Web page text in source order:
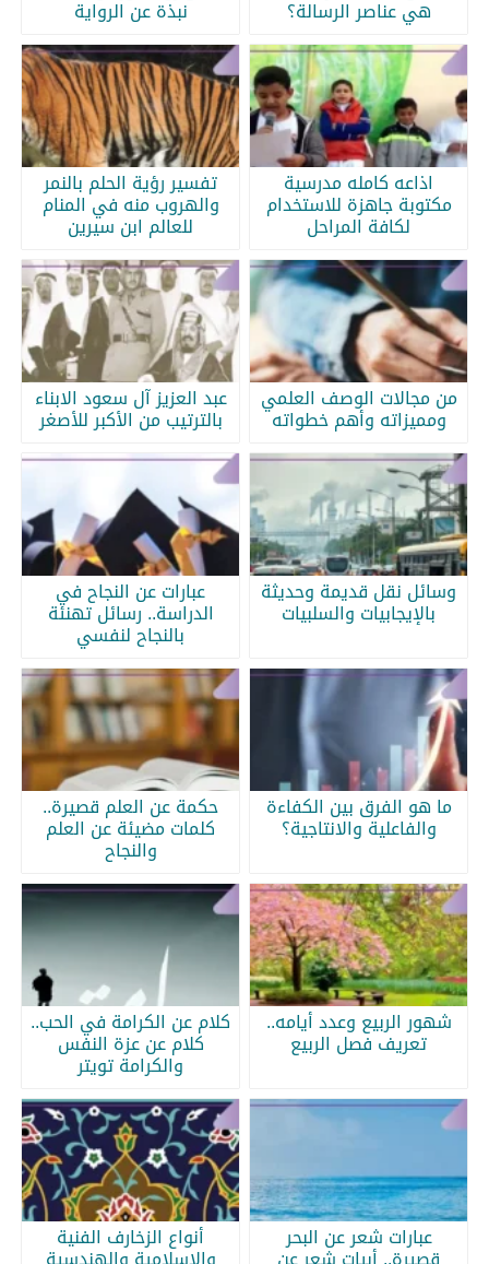
هي عناصر الرسالة؟ نبذة عن الرواية
اذاعه كامله مدرسية
مكتوبة جاهزة للاستخدام
لكافة المراحل
تفسير رؤية الحلم بالنمر
والهروب منه في المنام
للعالم ابن سيرين
من مجالات الوصف العلمي
ومميزاته وأهم خطواته
عبد العزيز آل سعود الابناء
بالترتيب من الأكبر للأصغر
وسائل نقل قديمة وحديثة
بالإيجابيات والسلبيات
عبارات عن النجاح في
الدراسة.. رسائل تهنئة
بالنجاح لنفسي
ما هو الفرق بين الكفاءة
والفاعلية والانتاجية؟
حكمة عن العلم قصيرة..
كلمات مضيئة عن العلم
والنجاح
شهور الربيع وعدد أيامه..
تعريف فصل الربيع
كلام عن الكرامة في الحب..
كلام عن عزة النفس
والكرامة تويتر
عبارات شعر عن البحر أنواع الزخارف الفنية